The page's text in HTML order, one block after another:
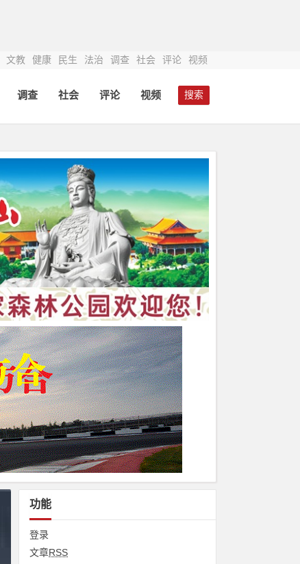
文教 健康 民生 法治 调查 社会 评论 视频
搜索
调查 社会 评论 视频
功能
登录
文章RSS